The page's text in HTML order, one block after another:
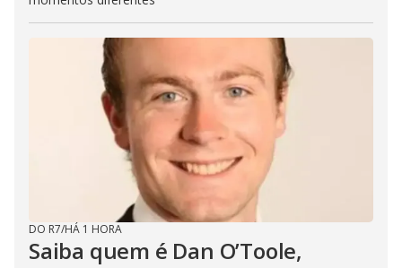
DO R7/HÁ 1 HORA
Saiba quem é Dan O’Toole,